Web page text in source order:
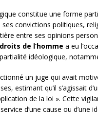
constitue une forme
convictions politiques,
entre ses opinions
de l’homme a eu
idéologique,
un juge qui avait
estimant qu’il s’agissait
de la loi ». Cette
d’une cause ou